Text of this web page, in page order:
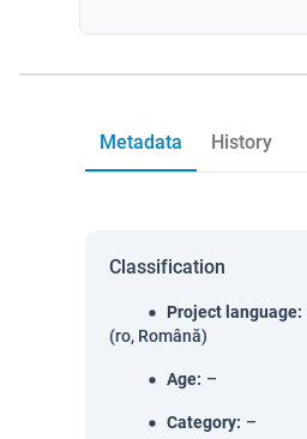
Metadata History
Classification
Project language:
(ro, Română)
Age: –
Category: –